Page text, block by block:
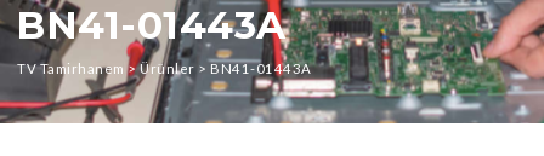
BN41-01443A
TV Tamirhanem >Ürünler > BN41-01443A